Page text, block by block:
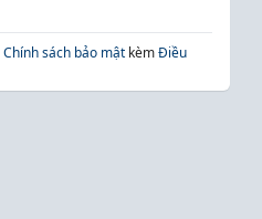
Chính sách bảo mật kèmĐiều